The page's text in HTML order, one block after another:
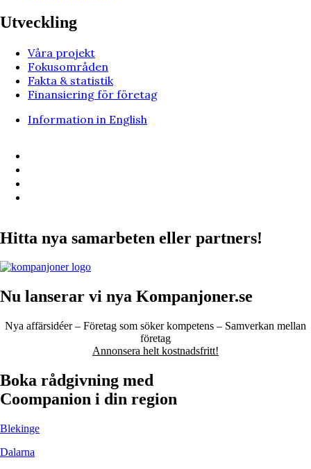
Utveckling
Våra projekt
Fokusområden
Fakta & statistik
Finansiering för företag
Information in English
Hitta nya samarbeten eller partners!
Nu lanserar vi nya Kompanjoner.se
Nya affärsidéer – Företag som söker kompetens – Samverkan mellan
företag
Annonsera helt kostnadsfritt!
Boka rådgivning med
Coompanion i din region
Blekinge
Dalarna